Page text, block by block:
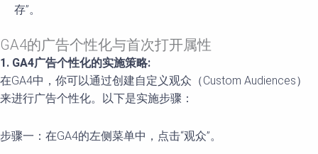
存”。
GA4的广告个性化与首次打开属性
1. GA4广告个性化的实施策略:
在GA4中，你可以通过创建自定义观众（Custom Audiences）
来进行广告个性化。以下是实施步骤：
步骤一：在GA4的左侧菜单中，点击“观众”。